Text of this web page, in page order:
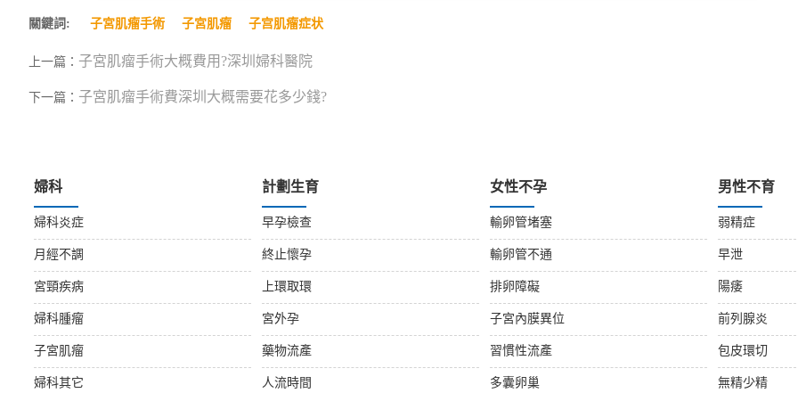
關鍵詞: 子宮肌瘤手術 子宮肌瘤 子宫肌瘤症状
上一篇： 子宮肌瘤手術大概費用?深圳婦科醫院
下一篇： 子宮肌瘤手術費深圳大概需要花多少錢?
婦科
婦科炎症
月經不調
宮頸疾病
婦科腫瘤
子宮肌瘤
婦科其它
計劃生育
早孕檢查
終止懷孕
上環取環
宮外孕
藥物流產
人流時間
女性不孕
輸卵管堵塞
輸卵管不通
排卵障礙
子宮內膜異位
習慣性流產
多囊卵巢
男性不育
弱精症
早泄
陽痿
前列腺炎
包皮環切
無精少精